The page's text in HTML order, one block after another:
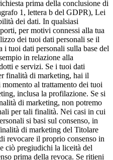
prima della conclusione di
1, lettera b del GDPR), Lei
dei dati. In qualsiasi
per motivi connessi alla tua
dei tuoi dati personali se il
i tuoi dati personali sulla base del
in relazione alla
e servizi. Se i tuoi dati
finalità di marketing, hai il
al trattamento dei tuoi
inclusa la profilazione. Se si
di marketing, non potremo
per tali finalità. Nei casi in cui
si basi sul consenso, in
di marketing del Titolare
revocare il proprio consenso in
ciò pregiudichi la liceità del
prima della revoca. Se ritieni